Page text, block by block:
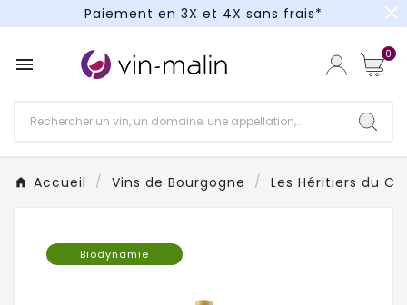
Paiement en 3X et 4X sans frais*
Paiement en 3X et 4X sans frais*
close
 0
Accueil Vins de Bourgogne Les Héritiers du
Biodynamie